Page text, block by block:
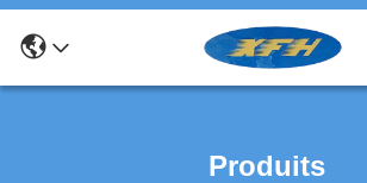
Produits